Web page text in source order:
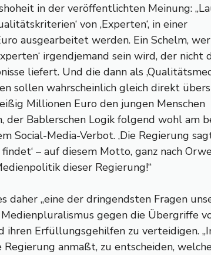
in der veröffentlichten Meinung:
von ‚Experten‘, in einer
ausgearbeitet werden. Ein Schelm,
irgendjemand sein wird, der nicht
liefert. Und die dann als
sollen wahrscheinlich gleich direkt übers
Millionen Euro den jungen Menschen
der Bablerschen Logik folgend wohl am
Social-Media-Verbot. ‚Die Regierung
– auf diesem Motto, ganz nach
dieser Regierung!“
daher „eine der dringendsten Fragen
gegen die Übergriffe
ihren Erfüllungsgehilfen zu verteidigen.
Regierung anmaßt, zu entscheiden,